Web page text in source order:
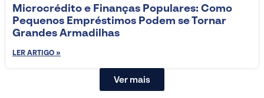
Microcrédito e Finanças Populares: Como
Pequenos Empréstimos Podem se Tornar
Grandes Armadilhas
LER ARTIGO »
Ver mais